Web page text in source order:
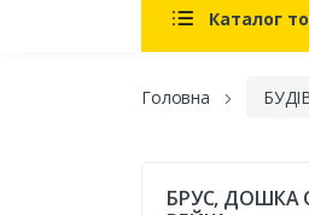
Каталог
Головна
БРУС, ДОШКА